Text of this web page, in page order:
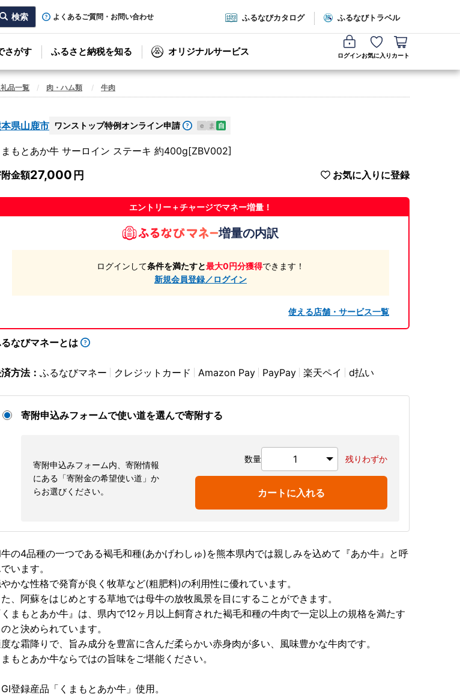
よくあるご質問・お問い合わせ ふるなびカタログ ふるなびトラベル
さがす ふるさと納税を知る オリジナルサービス ログインお気に入り カート
品一覧 肉・ハム類 牛肉
県山鹿市 ワンストップ特例オンライン申請 e ま 自
まもとあか牛 サーロイン ステーキ 約400g[ZBV002]
金額27,000 お気に入りに登録
エントリー＋チャージでマネー増量！
増量の内訳
ログインして条件を満たすと最大0円分獲得できます！
新規会員登録／ログイン
使える店舗・サービス一覧
なびマネーとは
方法： ふるなびマネー クレジットカード Amazon Pay PayPay 楽天ペイ d払い
寄附申込みフォームで使い道を選んで寄附する
寄附申込みフォーム内、寄附情報
にある「寄附金の希望使い道」か
らお選びください。
数量 残りわずか
カートに入れる
の4品種の一つである褐毛和種(あかげわしゅ)を熊本県内では親しみを込めて『あか牛』と呼
います。
かな性格で発育が良く牧草など(粗肥料)の利用性に優れています。
た、阿蘇をはじめとする草地では母牛の放牧風景を目にすることができます。
くまもとあか牛』は、県内で12ヶ月以上飼育された褐毛和種の牛肉で一定以上の規格を満たす
のと決められています。
な霜降りで、旨み成分を豊富に含んだ柔らかい赤身肉が多い、風味豊かな牛肉です。
まもとあか牛ならではの旨味をご堪能ください。
GI登録産品「くまもとあか牛」使用。